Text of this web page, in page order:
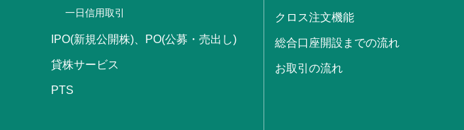
一日信用取引
IPO(新規公開株)、PO(公募・売出し)
貸株サービス
PTS
クロス注文機能
総合口座開設までの流れ
お取引の流れ